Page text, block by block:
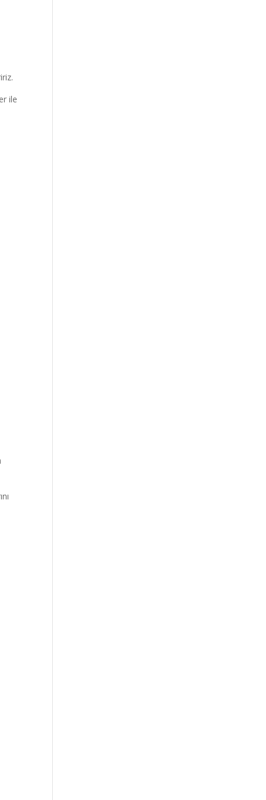
ile